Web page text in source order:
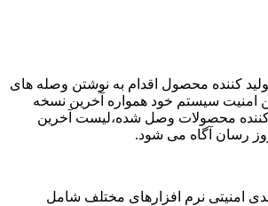
کننده محصول اقدام به نوشتن وصله های
امنیت سیستم خود همواره آخرین نسخه
کننده محصولات وصل شده،لیست آخرین
رسان آگاه می شود.
امنیتی نرم افزارهای مختلف شامل